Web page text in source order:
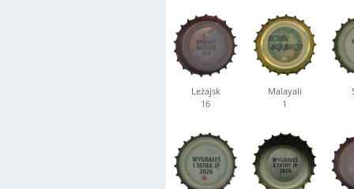
Leżajsk
16
Malayali
1